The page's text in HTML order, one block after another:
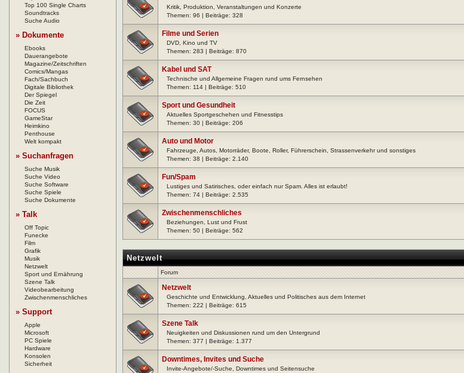
Top 100 Single Charts
Soundtracks
Suche Audio
» Dokumente
Ebooks
Dauerangebote
Magazine/Zeitschriften
Comics/Mangas
Fach/Sachbuch
Digitale Bibliothek
Der Spiegel
Die Zeit
FOCUS
GameStar
Heimkino
Penthouse
Welt kompakt
» Suchanfragen
Suche Musik
Suche Video
Suche Software
Suche Spiele
Suche Dokumente
» Talk
Off Topic
Funecke
Film
Grafik
Musik
Netzwelt
Sport und Ernährung
Szene Talk
Videobearbeitung
Zwischenmenschliches
» Support
Apple
Microsoft
PC Spiele
Hardware
Konsolen
Sicherheit
Kritik, Produktion, Veranstaltungen und Konzerte
Themen: 96 | Beiträge: 328
Filme und Serien
DVD, Kino und TV
Themen: 283 | Beiträge: 870
Kabel und SAT
Technische und Allgemeine Fragen rund ums Fernsehen
Themen: 114 | Beiträge: 510
Sport und Gesundheit
Aktuelles Sportgeschehen und Fitnesstips
Themen: 30 | Beiträge: 206
Auto und Motor
Fahrzeuge, Autos, Motorräder, Boote, Roller, Führerschein, Strassenverkehr und sonstiges
Themen: 38 | Beiträge: 2.140
Fun/Spam
Lustiges und Satirisches, oder einfach nur Spam. Alles ist erlaubt!
Themen: 74 | Beiträge: 2.535
Zwischenmenschliches
Beziehungen, Lust und Frust
Themen: 50 | Beiträge: 562
Netzwelt
Forum
Netzwelt
Geschichte und Entwicklung, Aktuelles und Politisches aus dem Internet
Themen: 222 | Beiträge: 615
Szene Talk
Neuigkeiten und Diskussionen rund um den Untergrund
Themen: 377 | Beiträge: 1.377
Downtimes, Invites und Suche
Invite-Angebote/-Suche, Downtimes und Seitensuche